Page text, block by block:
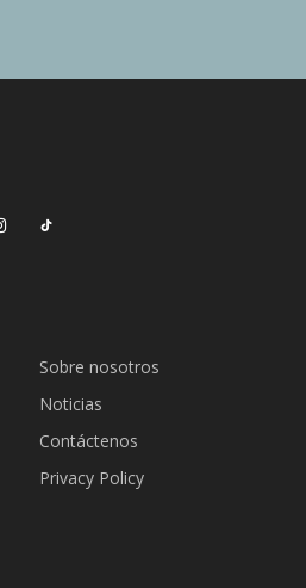
Sobre nosotros
Noticias
Contáctenos
Privacy Policy